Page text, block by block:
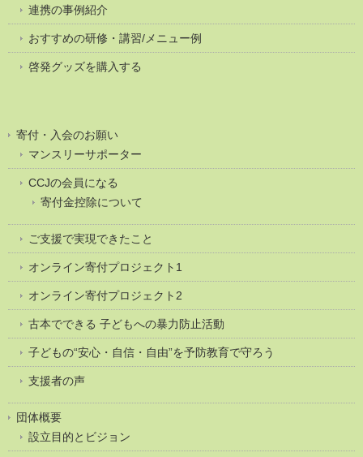
連携の事例紹介
おすすめの研修・講習/メニュー例
啓発グッズを購入する
寄付・入会のお願い
マンスリーサポーター
CCJの会員になる
寄付金控除について
ご支援で実現できたこと
オンライン寄付プロジェクト1
オンライン寄付プロジェクト2
古本でできる 子どもへの暴力防止活動
子どもの“安心・自信・自由”を予防教育で守ろう
支援者の声
団体概要
設立目的とビジョン